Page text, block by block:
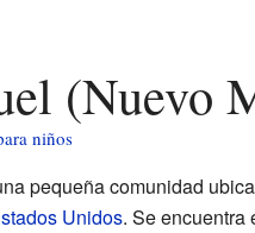
(Nuevo
niños
pequeña comunidad
Unidos. Se encuentra